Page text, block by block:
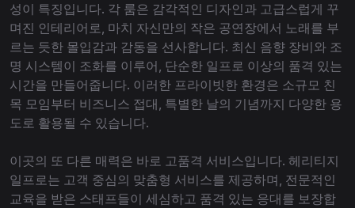
성이 특징입니다. 각 룸은 감각적인 디자인과 고급스럽게 꾸
며진 인테리어로, 마치 자신만의 작은 공연장에서 노래를 부
르는 듯한 몰입감과 감동을 선사합니다. 최신 음향 장비와 조
명 시스템이 조화를 이루어, 단순한 일프로 이상의 품격 있는
시간을 만들어줍니다. 이러한 프라이빗한 환경은 소규모 친
목 모임부터 비즈니스 접대, 특별한 날의 기념까지 다양한 용
도로 활용될 수 있습니다.
이곳의 또 다른 매력은 바로 고품격 서비스입니다. 헤리티지
일프로는 고객 중심의 맞춤형 서비스를 제공하며, 전문적인
교육을 받은 스태프들이 세심하고 품격 있는 응대를 보장합